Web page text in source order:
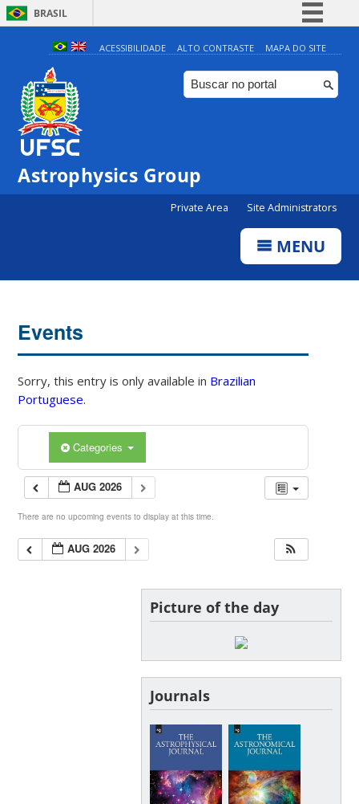
BRASIL
Simplifique!
Comunica BR
Participe
ACESSIBILIDADE ALTO CONTRASTE MAPA DO SITE
Astrophysics Group
Private Area Site Administrators
MENU
Events
Sorry, this entry is only available in Brazilian
Portuguese.
Categories
AUG 2026
There are no upcoming events to display at this time.
AUG 2026
Picture of the day
Journals